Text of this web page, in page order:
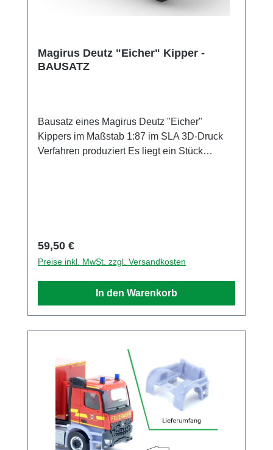
Magirus Deutz "Eicher" Kipper -
BAUSATZ
Bausatz eines Magirus Deutz "Eicher"
Kippers im Maßstab 1:87 im SLA 3D-Druck
Verfahren produziert Es liegt ein Stück
diversen fahrzeugtypischen Schriftzügen bei.
Regulärer Preis:
59,50 €
Preise inkl. MwSt. zzgl. Versandkosten
In den Warenkorb